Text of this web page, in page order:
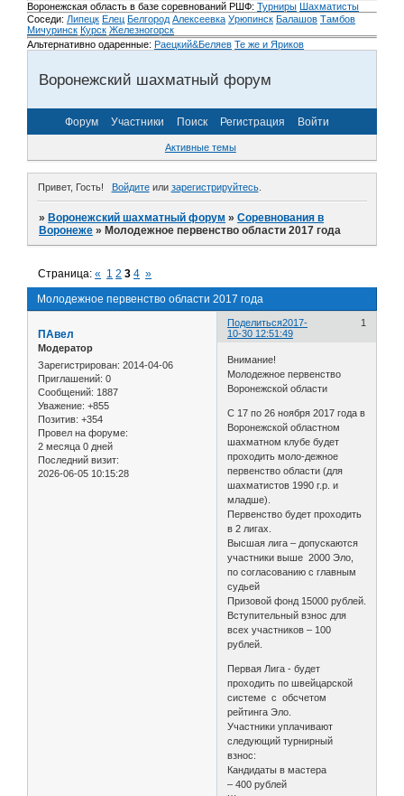
Воронежская область в базе соревнований РШФ: Турниры Шахматисты
Соседи: Липецк Елец Белгород Алексеевка Урюпинск Балашов Тамбов
Мичуринск Курск Железногорск
Альтернативно одаренные: Раецкий&Беляев Те же и Яриков
Воронежский шахматный форум
Форум Участники Поиск Регистрация Войти
Активные темы
Привет, Гость! Войдитеили зарегистрируйтесь.
»Воронежский шахматный форум »Соревнования в
Воронеже »Молодежное первенство области 2017 года
Молодежное первенство области 2017 года
Страница:« 1 2 3 4 »
Поделиться 1
2017-
10-30 12:51:49
ПАвел
Модератор
Зарегистрирован: 2014-04-06
Приглашений: 0
Сообщений: 1887
Уважение: +855
Позитив: +354
Провел на форуме:
2 месяца 0 дней
Последний визит:
2026-06-05 10:15:28
Внимание!
Молодежное первенство
Воронежской области
С 17 по 26 ноября 2017 года в
Воронежской областном
шахматном клубе будет
проходить моло-дежное
первенство области (для
шахматистов 1990 г.р. и
младше).
Первенство будет проходить
в 2 лигах.
Высшая лига – допускаются
участники выше 2000 Эло,
по согласованию с главным
судьей
Призовой фонд 15000 рублей.
Вступительный взнос для
всех участников – 100
рублей.
Первая Лига - будет
проходить по швейцарской
системе с обсчетом
рейтинга Эло.
Участники уплачивают
следующий турнирный
взнос:
Кандидаты в мастера
– 400 рублей